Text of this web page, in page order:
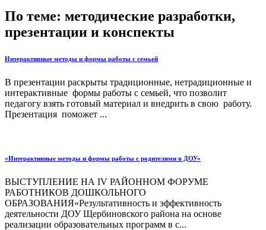
По теме: методические разработки,
презентации и конспекты
Интерактивные методы и формы работы с семьей
В презентации раскрыты традиционные, нетрадиционные и
интерактивные формы работы с семьей, что позволит
педагогу взять готовый материал и внедрить в свою работу.
Презентация поможет ...
«Интерактивные методы и формы работы с родителями в ДОУ»
ВЫСТУПЛЕНИЕ НА ІV РАЙОННОМ ФОРУМЕ
РАБОТНИКОВ ДОШКОЛЬНОГО
ОБРАЗОВАНИЯ«Результативность и эффективность
деятельности ДОУ Щербиновского района на основе
реализации образовательных программ в с...